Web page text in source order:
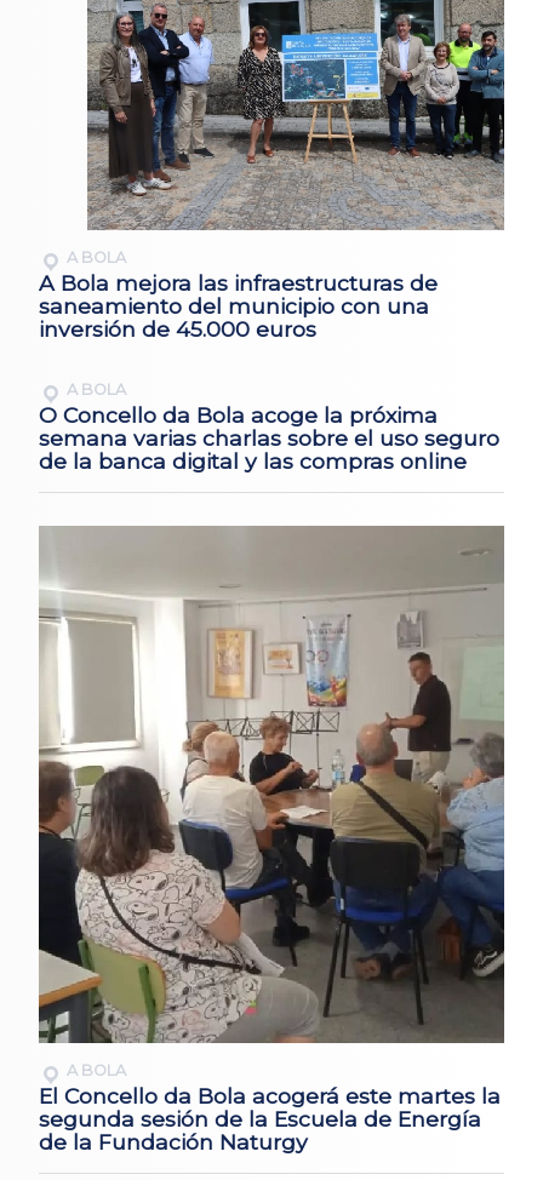
A BOLA
A Bola mejora las infraestructuras de
saneamiento del municipio con una
inversión de 45.000 euros
A BOLA
O Concello da Bola acoge la próxima
semana varias charlas sobre el uso seguro
de la banca digital y las compras online
A BOLA
El Concello da Bola acogerá este martes la
segunda sesión de la Escuela de Energía
de la Fundación Naturgy